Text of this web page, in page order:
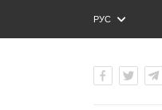
РУС
ENG